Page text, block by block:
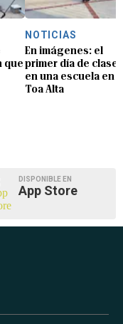
que
NOTICIAS
En imágenes: el
primer día de clases
en una escuela en
Toa Alta
DISPONIBLE EN
App Store